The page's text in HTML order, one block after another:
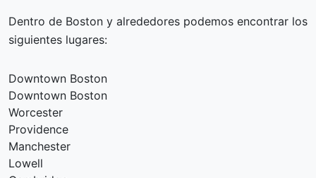
Dentro de Boston y alrededores podemos encontrar los
siguientes lugares:
Downtown Boston
Downtown Boston
Worcester
Providence
Manchester
Lowell